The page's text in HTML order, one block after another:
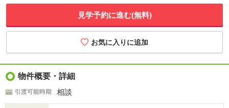
見学予約に進む(無料)
物件概要・詳細
引渡可能時期 相談